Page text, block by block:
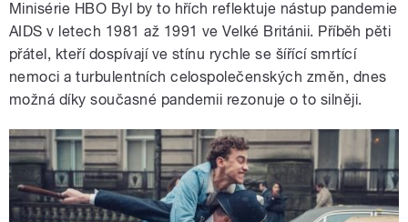
Minisérie HBO Byl by to hřích reflektuje nástup pandemie
AIDS v letech 1981 až 1991 ve Velké Británii. Příběh pěti
přátel, kteří dospívají ve stínu rychle se šířící smrtící
nemoci a turbulentních celospolečenských změn, dnes
možná díky současné pandemii rezonuje o to silněji.